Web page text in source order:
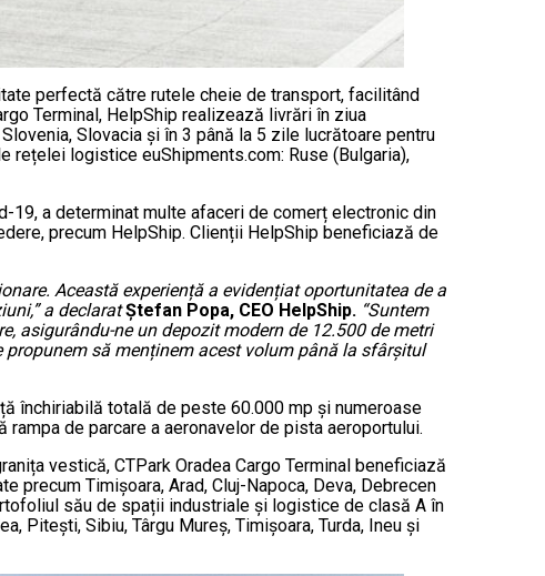
perfectă către rutele cheie de transport, facilitând
Terminal, HelpShip realizează livrări în ziua
Slovacia și în 3 până la 5 zile lucrătoare pentru
rețelei logistice euShipments.com: Ruse (Bulgaria),
a determinat multe afaceri de comerț electronic din
precum HelpShip. Clienții HelpShip beneficiază de
Această experiență a evidențiat oportunitatea de a
a declaratȘtefan Popa, CEO HelpShip. “Suntem
asigurându-ne un depozit modern de 12.500 de metri
propunem să menținem acest volum până la sfârșitul
închiriabilă totală de peste 60.000 mp și numeroase
de parcare a aeronavelor de pista aeroportului.
vestică, CTPark Oradea Cargo Terminal beneficiază
precum Timișoara, Arad, Cluj-Napoca, Deva, Debrecen
său de spații industriale și logistice de clasă A în
Pitești, Sibiu, Târgu Mureș, Timișoara, Turda, Ineu și